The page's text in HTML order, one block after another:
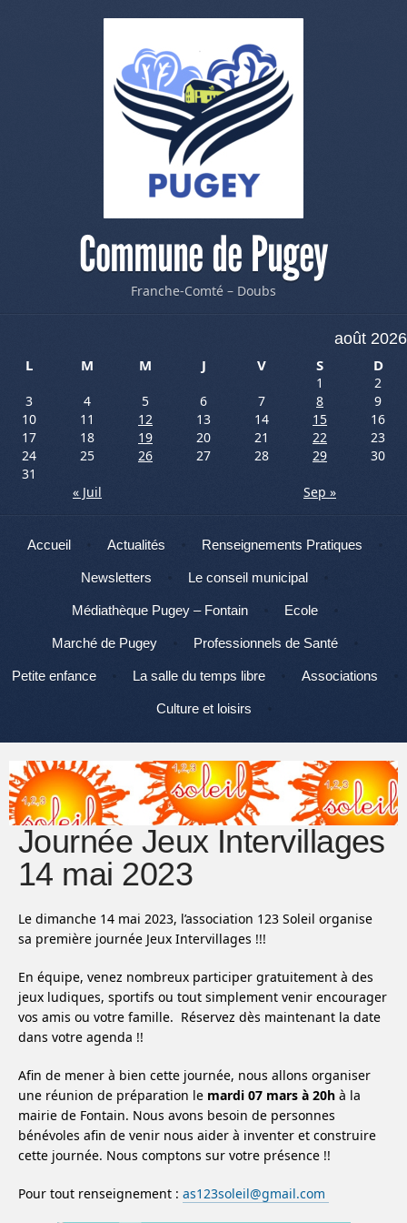
Commune de Pugey
Franche-Comté – Doubs
août 2026
L
M M J V S D
1
2
3
4 5 6 7 8
9
10
11 12 13 14 15
16
17
18 19 20 21 22
23
24
25 26 27 28 29
30
31
« Juil
Sep »
Menu
Aller au contenu
Accueil Actualités Renseignements Pratiques
Newsletters Le conseil municipal
Médiathèque Pugey – Fontain Ecole
Marché de Pugey Professionnels de Santé
Petite enfance La salle du temps libre Associations
Culture et loisirs
Journée Jeux Intervillages
14 mai 2023
Le dimanche 14 mai 2023, l’association 123 Soleil organise
sa première journée Jeux Intervillages !!!
En équipe, venez nombreux participer gratuitement à des
jeux ludiques, sportifs ou tout simplement venir encourager
vos amis ou votre famille. Réservez dès maintenant la date
dans votre agenda !!
Afin de mener à bien cette journée, nous allons organiser
une réunion de préparation le mardi 07 mars à 20h à la
mairie de Fontain. Nous avons besoin de personnes
bénévoles afin de venir nous aider à inventer et construire
cette journée. Nous comptons sur votre présence !!
Pour tout renseignement : as123soleil@gmail.com